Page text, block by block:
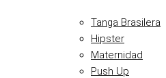
Tanga Brasilera
Hipster
Maternidad
Push Up